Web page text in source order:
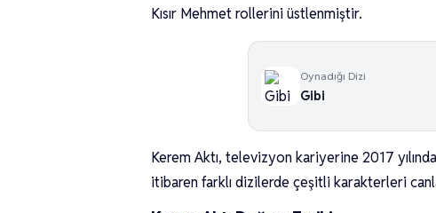
Kısır Mehmet rollerini üstlenmiştir.
Oynadığı Dizi
Gibi
Kerem Aktı, televizyon kariyerine 2017
itibaren farklı dizilerde çeşitli karakterleri